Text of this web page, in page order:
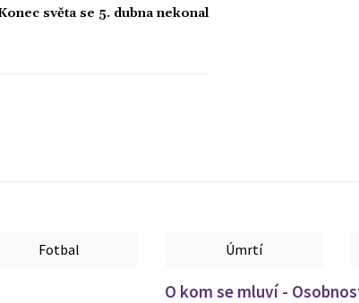
světa se 5. dubna nekonal
Fotbal Úmrtí
O kom se mluví -